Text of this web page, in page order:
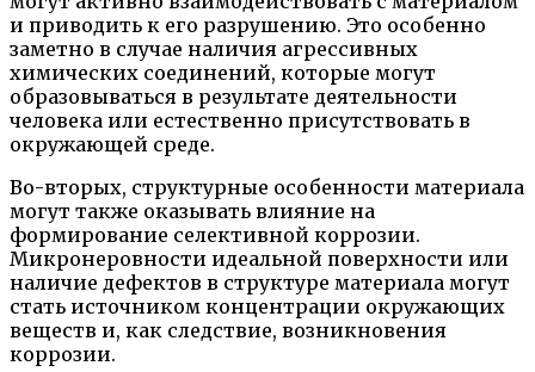
и приводить к его разрушению. Это особенно
заметно в случае наличия агрессивных
химических соединений, которые могут
образовываться в результате деятельности
человека или естественно присутствовать в
окружающей среде.
Во-вторых, структурные особенности материала
могут также оказывать влияние на
формирование селективной коррозии.
Микронеровности идеальной поверхности или
наличие дефектов в структуре материала могут
стать источником концентрации окружающих
веществ и, как следствие, возникновения
коррозии.